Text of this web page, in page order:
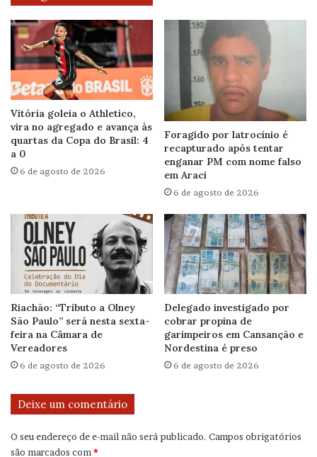
Vitória goleia o Athletico,
vira no agregado e avança às
quartas da Copa do Brasil: 4
a 0
6 de agosto de 2026
Foragido por latrocínio é
recapturado após tentar
enganar PM com nome falso
em Araci
6 de agosto de 2026
Riachão: “Tributo a Olney
São Paulo” será nesta sexta-
feira na Câmara de
Vereadores
6 de agosto de 2026
Delegado investigado por
cobrar propina de
garimpeiros em Cansanção e
Nordestina é preso
6 de agosto de 2026
Deixe um comentário
O seu endereço de e-mail não será publicado. Campos obrigatórios
são marcados com*